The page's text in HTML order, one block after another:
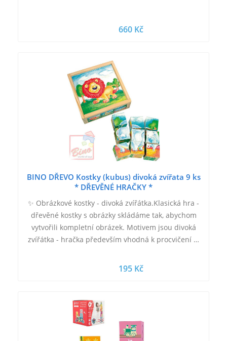
660 Kč
BINO DŘEVO Kostky (kubus) divoká zvířata 9 ks
* DŘEVĚNÉ HRAČKY *
✨ Obrázkové kostky - divoká zvířátka.Klasická hra -
dřevěné kostky s obrázky skládáme tak, abychom
vytvořili kompletní obrázek. Motivem jsou divoká
zvířátka - hračka především vhodná k procvičení …
195 Kč